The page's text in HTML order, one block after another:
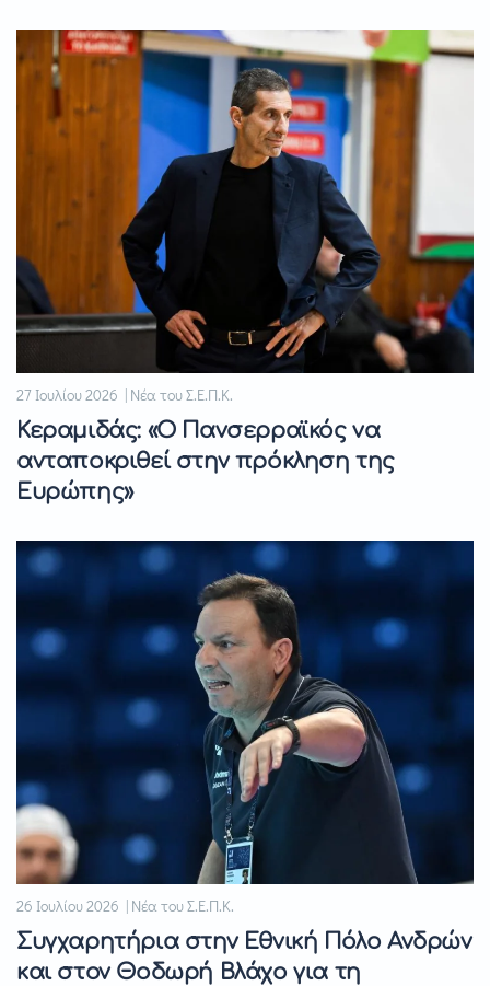
27 Ιουλίου 2026 | Νέα του Σ.Ε.Π.Κ.
Κεραμιδάς: «Ο Πανσερραϊκός να
ανταποκριθεί στην πρόκληση της
Ευρώπης»
26 Ιουλίου 2026 | Νέα του Σ.Ε.Π.Κ.
Συγχαρητήρια στην Εθνική Πόλο Ανδρών
και στον Θοδωρή Βλάχο για τη